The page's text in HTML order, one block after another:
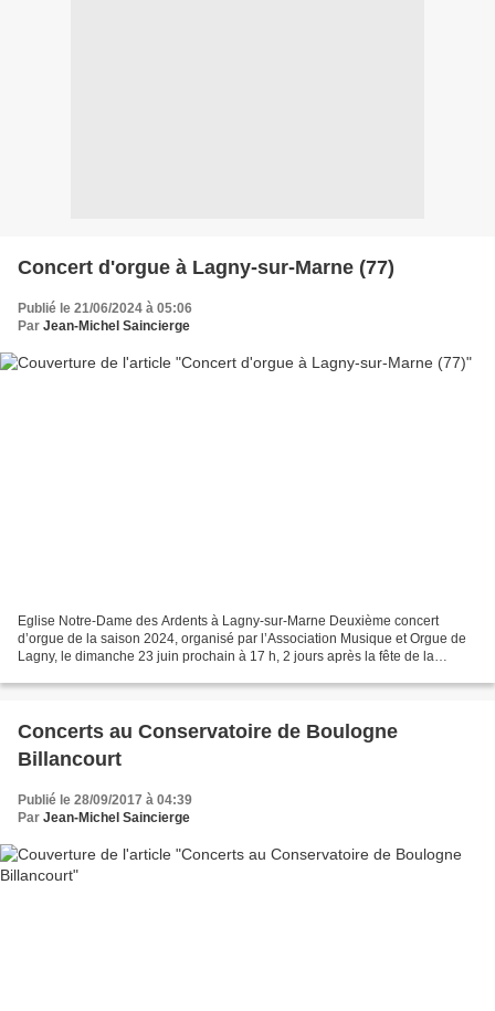
Concert d'orgue à Lagny-sur-Marne (77)
Publié le 21/06/2024 à 05:06
Par Jean-Michel Saincierge
Eglise Notre-Dame des Ardents à Lagny-sur-Marne Deuxième concert
d’orgue de la saison 2024, organisé par l’Association Musique et Orgue de
Lagny, le dimanche 23 juin prochain à 17 h, 2 jours après la fête de la
Concerts au Conservatoire de Boulogne
Billancourt
Publié le 28/09/2017 à 04:39
Par Jean-Michel Saincierge